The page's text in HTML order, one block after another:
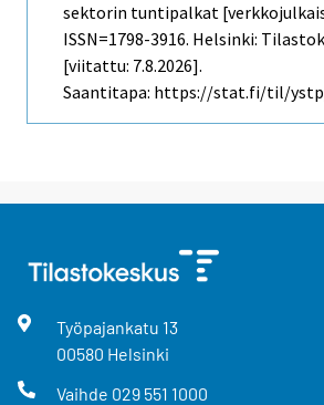
sektorin tuntipalkat
ISSN=1798-3916. Helsinki:
[viitattu: 7.8.2026].
Saantitapa: https://stat.fi/til/
Työpajankatu 13
00580 Helsinki
Vaihde 029 551 1000